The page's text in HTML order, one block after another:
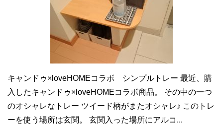
キャンドゥ×loveHOMEコラボ シンプルトレー 最近、購
入したキャンドゥ×loveHOMEコラボ商品。 その中の一つ
のオシャレなトレー ツイード柄がまたオシャレ♪ このトレ
ーを使う場所は玄関。 玄関入った場所にアルコ...